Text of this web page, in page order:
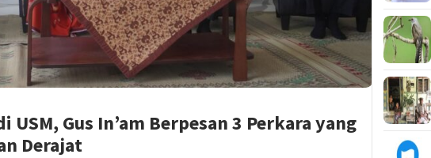
USM, Gus In’am Berpesan 3 Perkara yang
Derajat